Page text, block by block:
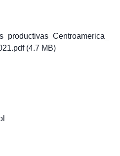
(4.7 MB)